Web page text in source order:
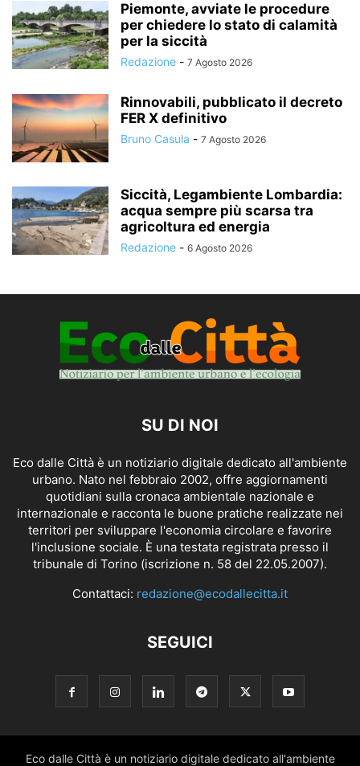
Piemonte, avviate le procedure
per chiedere lo stato di calamità
per la siccità
Redazione - 7 Agosto 2026
Rinnovabili, pubblicato il decreto
FER X definitivo
Bruno Casula - 7 Agosto 2026
Siccità, Legambiente Lombardia:
acqua sempre più scarsa tra
agricoltura ed energia
Redazione - 6 Agosto 2026
SU DI NOI
Eco dalle Città è un notiziario digitale dedicato all'ambiente
urbano. Nato nel febbraio 2002, offre aggiornamenti
quotidiani sulla cronaca ambientale nazionale e
internazionale e racconta le buone pratiche realizzate nei
territori per sviluppare l'economia circolare e favorire
l'inclusione sociale. È una testata registrata presso il
tribunale di Torino (iscrizione n. 58 del 22.05.2007).
Contattaci: redazione@ecodallecitta.it
SEGUICI
Eco dalle Città è un notiziario digitale dedicato all'ambiente